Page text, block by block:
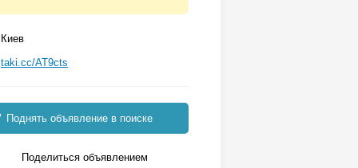
Киев
taki.cc/AT9cts
Поднять объявление в поиске
Поделиться объявлением